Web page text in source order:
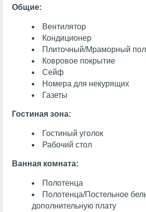
Общие:
Вентилятор
Кондиционер
Плиточный/Мраморный пол
Ковровое покрытие
Сейф
Номера для некурящих
Газеты
Гостиная зона:
Гостиный уголок
Рабочий стол
Ванная комната:
Полотенца
Полотенца/Постельное
дополнительную плату